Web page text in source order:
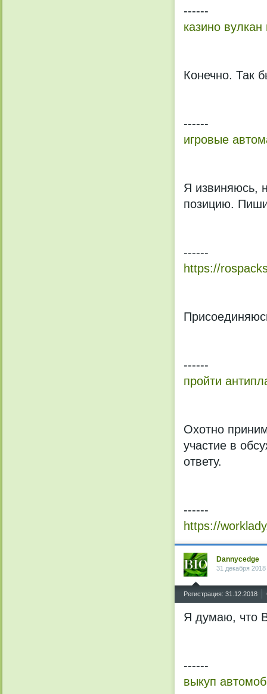
------
казино вулкан
Конечно. Так
------
игровые
Я извиняюсь,
позицию.
------
https://
------
пройти
Охотно
участие в
ответу.
------
https://
Dannycedge
31 декабря
Регистрация: 31.12.2018
Я думаю, что
------
выкуп